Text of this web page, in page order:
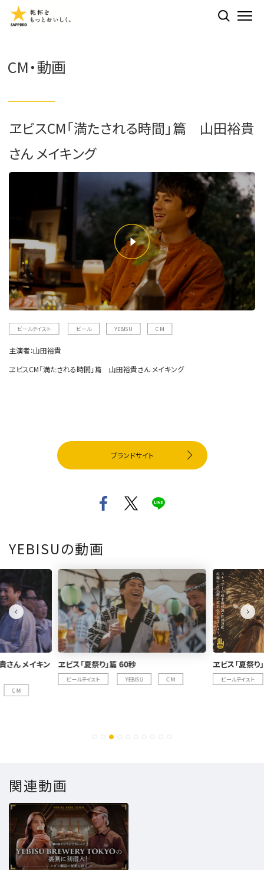
検索する
CM・動画
ヱビスCM「満たされる時間」篇 山田裕貴
さん メイキング
ビールテイスト ビール YEBISU CM
主演者：山田裕貴
ヱビスCM「満たされる時間」篇 山田裕貴さん メイキング
ブランドサイト
YEBISUの動画
ヱビス「夏祭り」篇 30秒
ビールテイスト YEBISU CM
ヱビス「夏祭
ビールテイスト
関連動画